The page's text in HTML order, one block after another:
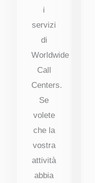
i
servizi
di
Worldwide
Call
Centers.
Se
volete
che la
vostra
attività
abbia